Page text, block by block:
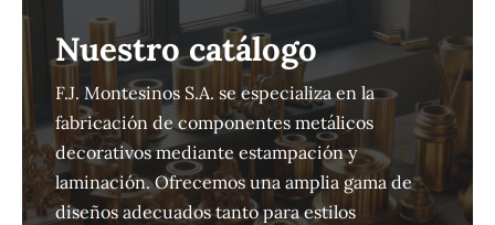
Nuestro catálogo
F.J. Montesinos S.A. se especializa en la
fabricación de componentes metálicos
decorativos mediante estampación y
laminación. Ofrecemos una amplia gama de
diseños adecuados tanto para estilos